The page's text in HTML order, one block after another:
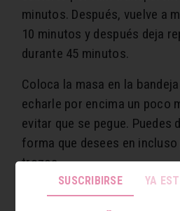
minutos. Después, vuelve a
10 minutos y después deja
durante 45 minutos.
Coloca la masa en la
echarle por encima un poco
evitar que se pegue. Puedes
forma que desees en
trozos.
Precalienta el horno a 200º,
SUSCRIBIRSE YA